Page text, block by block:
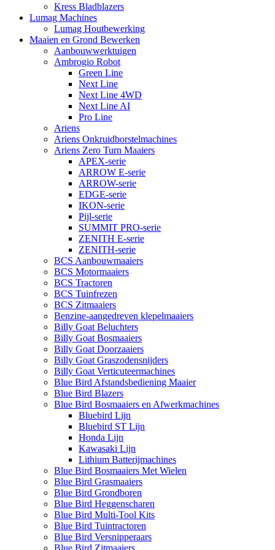
Kress Bladblazers
Lumag Machines
Lumag Houtbewerking
Maaien en Grond Bewerken
Aanbouwwerktuigen
Ambrogio Robot
Green Line
Next Line
Next Line 4WD
Next Line AI
Pro Line
Ariens
Ariens Onkruidborstelmachines
Ariens Zero Turn Maaiers
APEX-serie
ARROW E-serie
ARROW-serie
EDGE-serie
IKON-serie
Pijl-serie
SUMMIT PRO-serie
ZENITH E-serie
ZENITH-serie
BCS Aanbouwmaaiers
BCS Motormaaiers
BCS Tractoren
BCS Tuinfrezen
BCS Zitmaaiers
Benzine-aangedreven klepelmaaiers
Billy Goat Beluchters
Billy Goat Bosmaaiers
Billy Goat Doorzaaiers
Billy Goat Graszodensnijders
Billy Goat Verticuteermachines
Blue Bird Afstandsbediening Maaier
Blue Bird Blazers
Blue Bird Bosmaaiers en Afwerkmachines
Bluebird Lijn
Bluebird ST Lijn
Honda Lijn
Kawasaki Lijn
Lithium Batterijmachines
Blue Bird Bosmaaiers Met Wielen
Blue Bird Grasmaaiers
Blue Bird Grondboren
Blue Bird Heggenscharen
Blue Bird Multi-Tool Kits
Blue Bird Tuintractoren
Blue Bird Versnipperaars
Blue Bird Zitmaaiers